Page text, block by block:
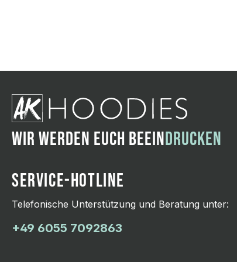
Wir ändern
WIR WERDEN EUCH BEEINDRUCKEN
SERVICE-HOTLINE
Telefonische Unterstützung und Beratung unter:
+49 6055 7092863